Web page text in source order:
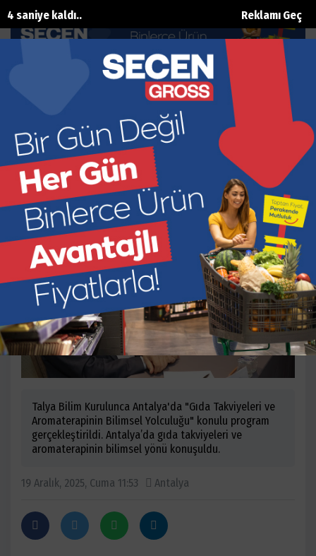
Reklamı Geç
3 saniye kaldı..
Talya Bitkisel fark yaratıyor
Ana Sayfa Sağlik
Talya Bilim Kurulunca Antalya'da "Gıda Takviyeleri ve
Aromaterapinin Bilimsel Yolculuğu" konulu program
gerçekleştirildi. Antalya’da gıda takviyeleri ve
aromaterapinin bilimsel yönü konuşuldu.
19 Aralık, 2025, Cuma 11:53 Antalya